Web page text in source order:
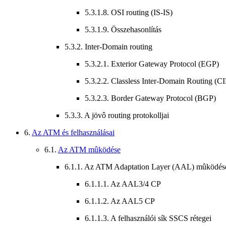
5.3.1.8. OSI routing (IS-IS)
5.3.1.9. Összehasonlítás
5.3.2. Inter-Domain routing
5.3.2.1. Exterior Gateway Protocol (EGP)
5.3.2.2. Classless Inter-Domain Routing
5.3.2.3. Border Gateway Protocol (BGP)
5.3.3. A jövô routing protokolljai
6. Az ATM és felhasználásai
6.1. Az ATM mûködése
6.1.1. Az ATM Adaptation Layer (AAL)
6.1.1.1. Az AAL3/4 CP
6.1.1.2. Az AAL5 CP
6.1.1.3. A felhasználói sík SSCS rétegei